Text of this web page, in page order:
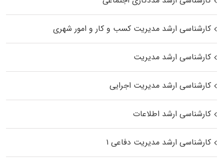
کارشناسی ارشد مدیریت کسب و کار و امور شهری
کارشناسی ارشد مدیریت
کارشناسی ارشد مدیریت اجرایی
کارشناسی ارشد اطلاعات
کارشناسی ارشد مدیریت دفاعی ۱